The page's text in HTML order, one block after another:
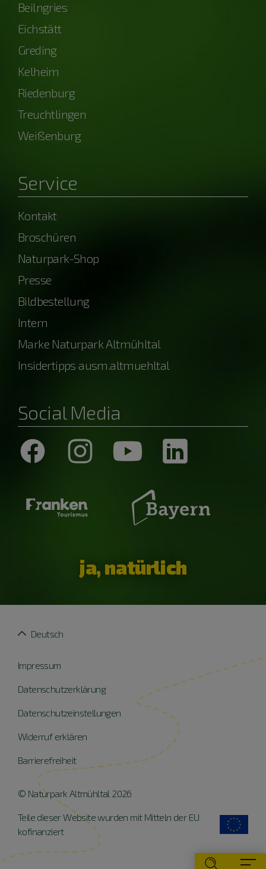
Beilngries
Eichstätt
Greding
Kelheim
Riedenburg
Treuchtlingen
Weißenburg
Service
Kontakt
Broschüren
Naturpark-Shop
Presse
Bildbestellung
Intern
Marke Naturpark Altmühltal
Insidertipps ausm.altmuehltal
Social Media
ja, natürlich
Impressum
Datenschutzerklärung
Datenschutzeinstellungen
Widerruf erklären
Barrierefreiheit
Deutsch
© Naturpark Altmühltal 2026
Teile dieser Website wurden mit Mitteln der EU
kofinanziert